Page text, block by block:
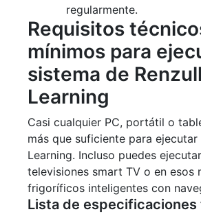
regularmente.
Requisitos
mínimos para
sistema de
Learning
Casi cualquier PC, portátil o
más que suficiente para ejecutar
Learning. Incluso puedes
televisiones smart TV o en esos
frigoríficos inteligentes con
Lista de